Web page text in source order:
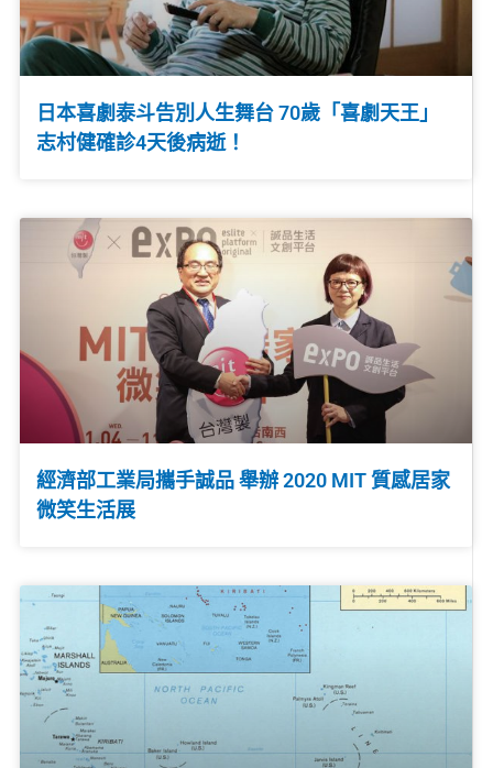
日本喜劇泰斗告別人生舞台 70歲「喜劇天王」
志村健確診4天後病逝！
經濟部工業局攜手誠品 舉辦 2020 MIT 質感居家
微笑生活展